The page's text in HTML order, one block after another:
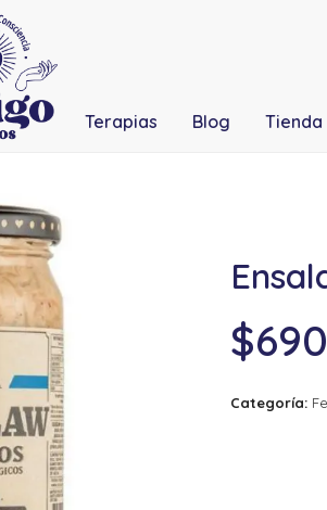
Terapias Blog Tienda
$
Categoría: